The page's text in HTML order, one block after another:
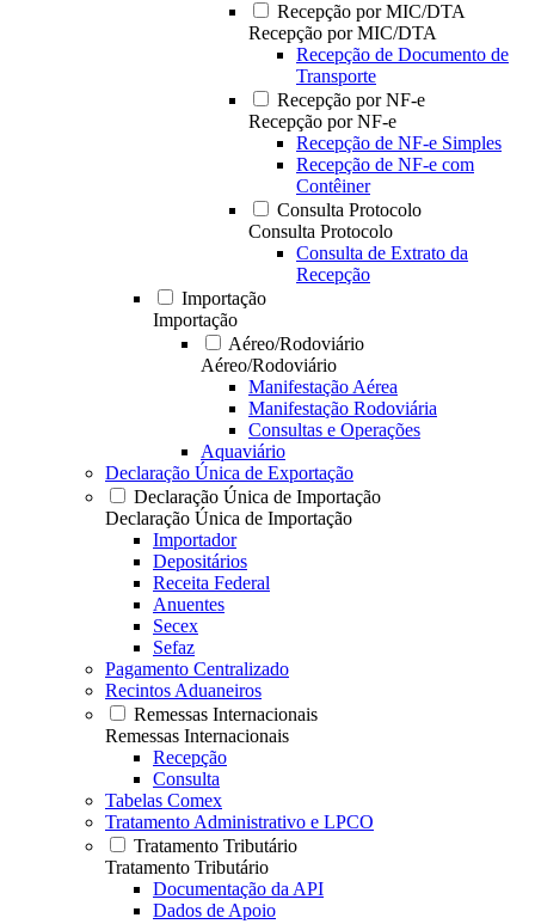
Recepção por MIC/DTA
Recepção por MIC/DTA
Recepção de Documento de
Transporte
Recepção por NF-e
Recepção por NF-e
Recepção de NF-e Simples
Recepção de NF-e com
Contêiner
Consulta Protocolo
Consulta Protocolo
Consulta de Extrato da
Recepção
Importação
Importação
Aéreo/Rodoviário
Aéreo/Rodoviário
Manifestação Aérea
Manifestação Rodoviária
Consultas e Operações
Aquaviário
Declaração Única de Exportação
Declaração Única de Importação
Declaração Única de Importação
Importador
Depositários
Receita Federal
Anuentes
Secex
Sefaz
Pagamento Centralizado
Recintos Aduaneiros
Remessas Internacionais
Remessas Internacionais
Recepção
Consulta
Tabelas Comex
Tratamento Administrativo e LPCO
Tratamento Tributário
Tratamento Tributário
Documentação da API
Dados de Apoio